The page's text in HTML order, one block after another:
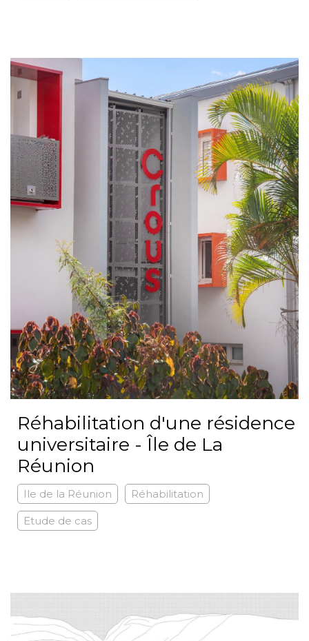
Réhabilitation d'une résidence
universitaire - Île de La
Réunion
Ile de la Réunion Réhabilitation
Etude de cas